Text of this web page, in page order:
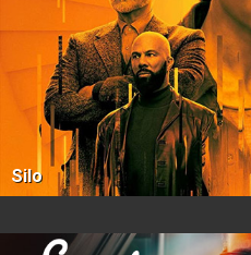
Silo